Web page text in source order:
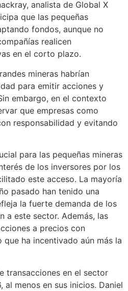
analista de Global X
que las pequeñas
fondos, aunque no
realicen
en el corto plazo.
mineras habrían
para emitir acciones y
embargo, en el contexto
que empresas como
responsabilidad y evitando
para las pequeñas mineras
de los inversores por los
este acceso. La mayoría
pasado han tenido una
la fuerte demanda de los
a este sector. Además, las
a precios con
ha incentivado aún más la
transacciones en el sector
al menos en sus inicios. Daniel